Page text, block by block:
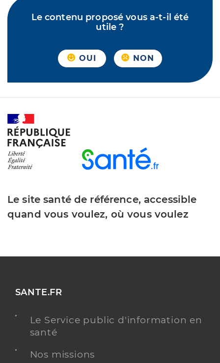
Le contenu proposé vous a-t-il été
utile ?
OUI NON
Le site santé de référence, accessible
quand vous voulez, où vous voulez
SANTE.FR
Le Service public d'information en
santé
Nos missions